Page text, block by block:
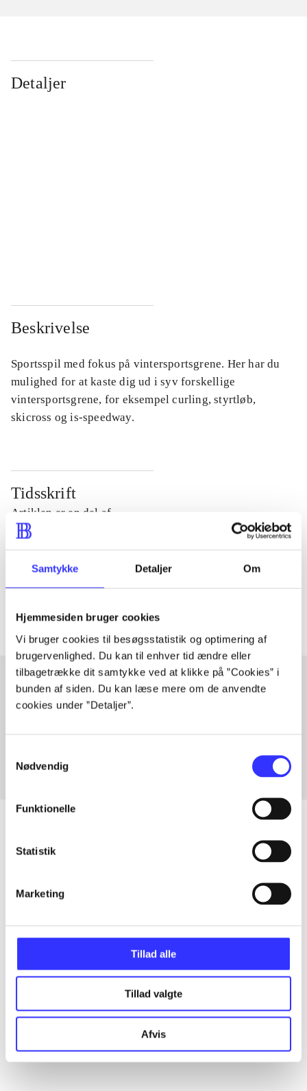
Samtykke Detaljer Om
Hjemmesiden bruger cookies
Vi bruger cookies til besøgsstatistik og optimering af
brugervenlighed. Du kan til enhver tid ændre eller
tilbagetrække dit samtykke ved at klikke på ”Cookies” i
bunden af siden. Du kan læse mere om de anvendte
cookies under ”Detaljer”.
Nødvendig
Funktionelle
Statistik
Marketing
Tillad alle
Tillad valgte
Afvis
Detaljer
Beskrivelse
Sportsspil med fokus på vintersportsgrene. Her har du
mulighed for at kaste dig ud i syv forskellige
vintersportsgrene, for eksempel curling, styrtløb,
skicross og is-speedway.
Tidsskrift
Artiklen er en del af
Tidsskrift
Artiklerne i handler ofte om
Artikler med samme emner
...
...